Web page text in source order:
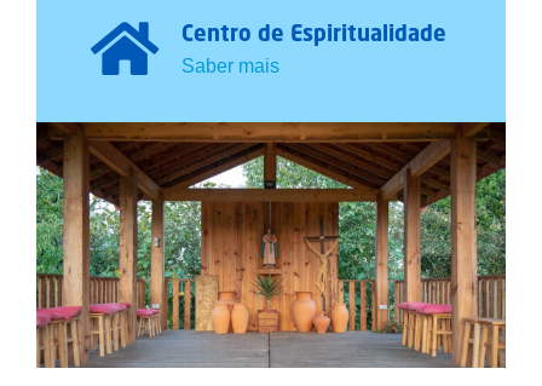
Centro de Espiritualidade
Saber mais